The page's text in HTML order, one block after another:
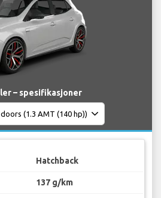
– spesifikasjoner
Hatchback
137 g/km